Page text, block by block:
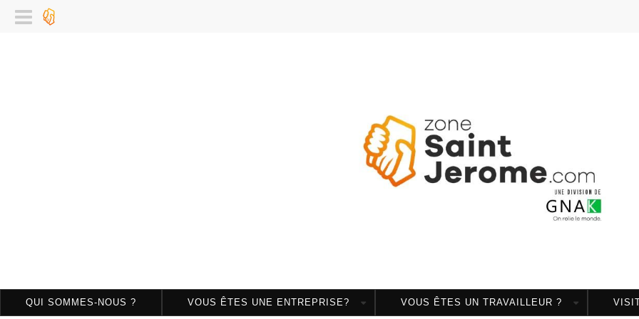
QUI SOMMES-NOUS ? VOUS ÊTES UNE ENTREPRISE? VOUS ÊTES UN TRAVAILLEUR ?